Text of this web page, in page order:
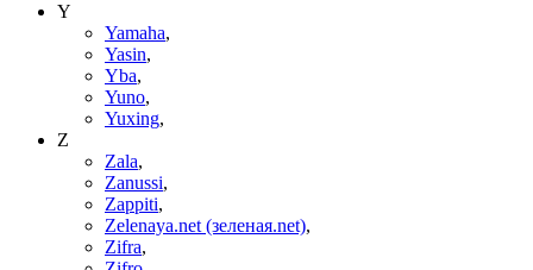
Y
Yamaha,
Yasin,
Yba,
Yuno,
Yuxing,
Z
Zala,
Zanussi,
Zappiti,
Zelenaya.net (зеленая.net),
Zifra,